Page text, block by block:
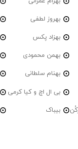
بهروز لطفی
بهزاد پکس
بهمن محمودی
بهنام سلطانی
بی ال اچ و کیا کرمی
بیباک